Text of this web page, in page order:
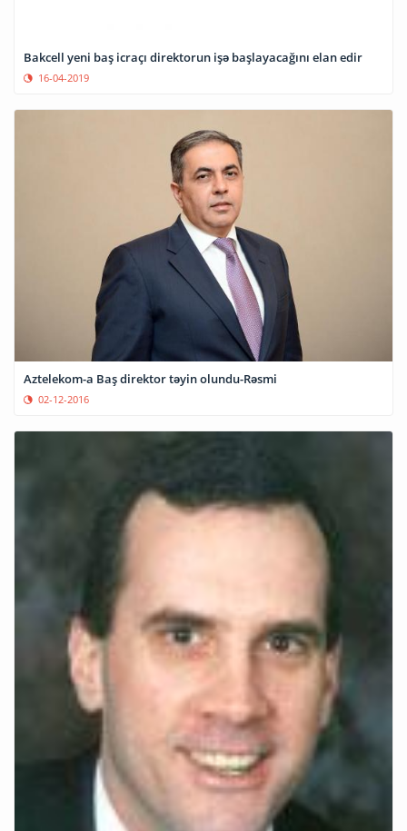
Bakcell yeni baş icraçı direktorun işə başlayacağını elan edir
16-04-2019
Aztelekom-a Baş direktor təyin olundu-Rəsmi
02-12-2016